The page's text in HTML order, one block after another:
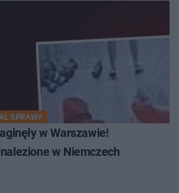
SPRAWY
w Warszawie!
w Niemczech